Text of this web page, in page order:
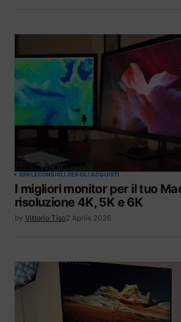
APPLECONSIGLI PER GLI ACQUISTI
I migliori monitor per il tuo
risoluzione 4K, 5K e 6K
by Vittorio Tiso2 Aprile 2026